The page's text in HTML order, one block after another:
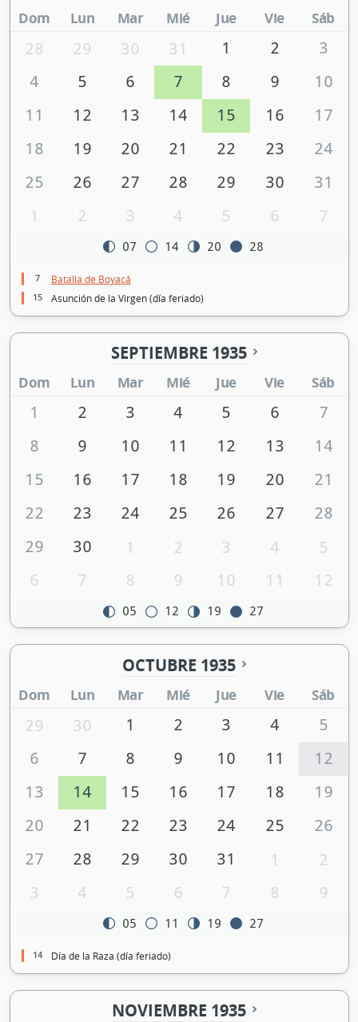
Dom Lun Mar Mié Jue Vie Sáb
28 29 30 31 1 2
3
4
5 6 7 8 9
10
11
12 13 14 15 16
17
18
19 20 21 22 23
24
25
26 27 28 29 30
31
1
2 3 4 5 6 7
07 14 20 28
7 Batalla de Boyacá
15 Asunción de la Virgen (día feriado)
SEPTIEMBRE 1935
Dom Lun Mar Mié Jue Vie Sáb
1 2 3 4 5 6
7
8
9 10 11 12 13
14
15
16 17 18 19 20
21
22
23 24 25 26 27
28
29
30 1 2 3 4
5
6
7 8 9 10 11 12
05 12 19 27
OCTUBRE 1935
Dom Lun Mar Mié Jue Vie Sáb
29 30 1 2 3 4
5
6
7 8 9 10 11
12
13
14 15 16 17 18
19
20
21 22 23 24 25
26
27
28 29 30 31 1
2
3
4 5 6 7 8 9
05 11 19 27
14 Día de la Raza (día feriado)
NOVIEMBRE 1935